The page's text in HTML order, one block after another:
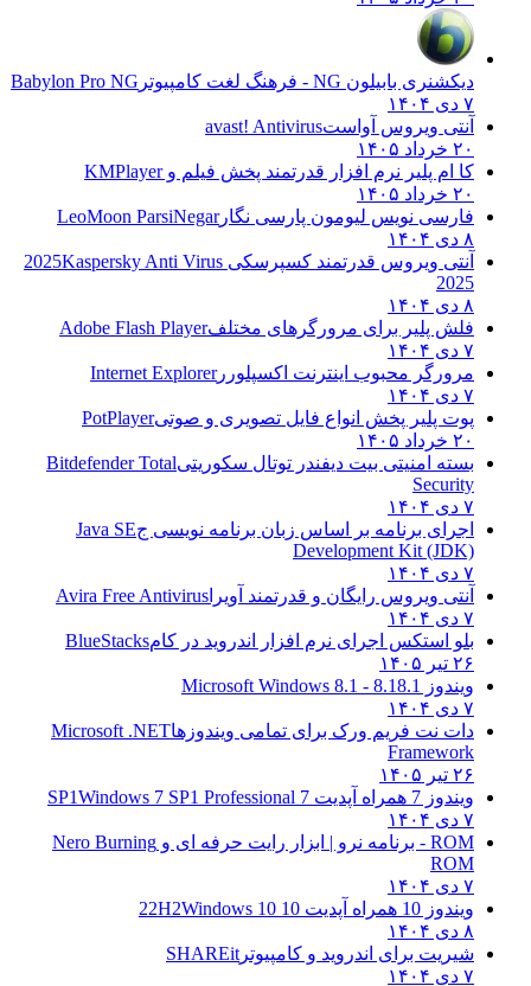
دیکشنری بابیلون NG - فرهنگ لغت کامپیوتر
Babylon Pro NG
آنتی ویروس آواست avast! Antivirus
کا ام پلیر نرم افزار قدرتمند پخش فیلم وKMPlayer
فارسی نویس لیومون پارسی نگار LeoMoon ParsiNegar
آنتی ویروس قدرتمند کسپرسکی 2025Kaspersky Anti Virus
2025
فلش پلیر برای مرورگرهای مختلفAdobe Flash Player
مرورگر محبوب اینترنت اکسپلوررInternet Explorer
پوت پلیر پخش انواع فایل تصویری و صوتیPotPlayer
بسته امنیتی بیت دیفندر توتال سکوریتیBitdefender Total
Security
اجرای برنامه بر اساس زبان برنامه نویسی جJava SE
Development Kit (JDK)
آنتی ویروس رایگان و قدرتمند آویرا Avira Free Antivirus
بلو استکس اجرای نرم افزار اندروید در کام BlueStacks
ویندوز 8.18.1 - Microsoft Windows 8.1
دات نت فریم ورک برای تمامی ویندوزهاMicrosoft .NET
Framework
ویندوز 7 همراه آپدیت 7 SP1
Windows 7 SP1 Professional
ROM - برنامه نرو | ابزار رایت حرفه ای و
Nero Burning
ROM
ویندوز 10 همراه آپدیت 10 22H2
Windows 10
شیریت برای اندروید و کامپیوترSHAREit